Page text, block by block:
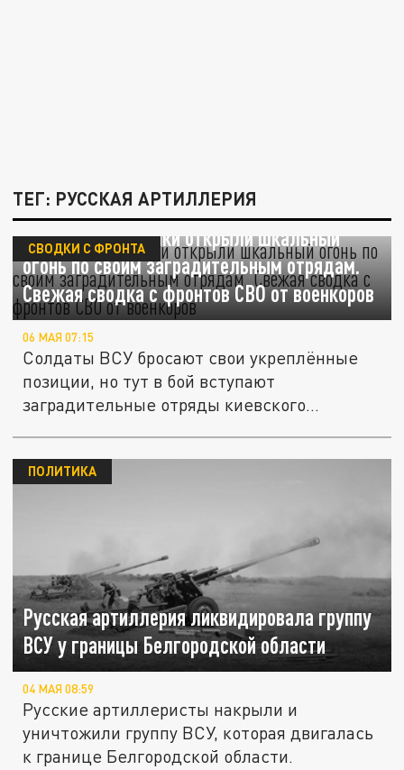
ТЕГ: РУССКАЯ АРТИЛЛЕРИЯ
Украинские боевики открыли шкальный
огонь по своим заградительным отрядам.
Свежая сводка с фронтов СВО от военкоров
СВОДКИ С ФРОНТА
06 МАЯ 07:15
Солдаты ВСУ бросают свои укреплённые
позиции, но тут в бой вступают
заградительные отряды киевского...
Русская артиллерия ликвидировала группу
ВСУ у границы Белгородской области
ПОЛИТИКА
04 МАЯ 08:59
Русские артиллеристы накрыли и
уничтожили группу ВСУ, которая двигалась
к границе Белгородской области.